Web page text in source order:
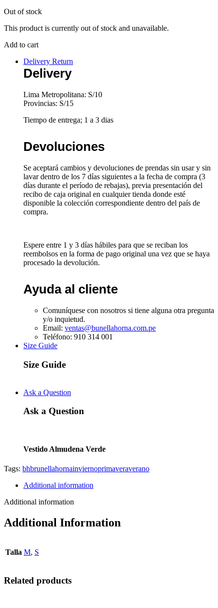
Out of stock
This product is currently out of stock and unavailable.
Add to cart
Delivery Return
Delivery
Lima Metropolitana: S/10
Provincias: S/15
Tiempo de entrega; 1 a 3 dias
Devoluciones
Se aceptará cambios y devoluciones de prendas sin usar y sin
lavar dentro de los 7 días siguientes a la fecha de compra (3
días durante el período de rebajas), previa presentación del
recibo de caja original en cualquier tienda donde esté
disponible la colección correspondiente dentro del país de
compra.
Espere entre 1 y 3 días hábiles para que se reciban los
reembolsos en la forma de pago original una vez que se haya
procesado la devolución.
Ayuda al cliente
Comuníquese con nosotros si tiene alguna otra pregunta
y/o inquietud.
Email: ventas@bunellahorna.com.pe
Teléfono: 910 314 001
Size Guide
Size Guide
Ask a Question
Ask a Question
Vestido Almudena Verde
Tags: bhbrunellahornainviernoprimaveraverano
Additional information
Additional information
Additional Information
Talla M, S
Related products